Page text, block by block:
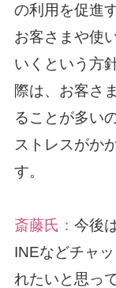
の利用を促進
お客さまや使
いくという方
際は、お客さ
ることが多い
ストレスがか
す。
斎藤氏： 今後
INEなどチャ
れたいと思っ